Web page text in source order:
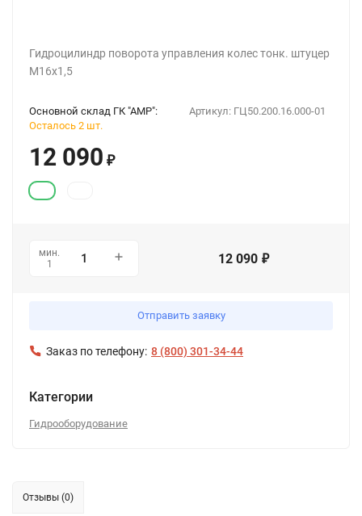
Гидроцилиндр поворота управления колес тонк. штуцер
М16х1,5
Артикул: ГЦ50.200.16.000-01
Основной склад ГК "АМР":
Осталось 2 шт.
12 090 ₽
мин.
1
12 090 ₽
Отправить заявку
Заказ по телефону: 8 (800) 301-34-44
Категории
Гидрооборудование
Отзывы (0)